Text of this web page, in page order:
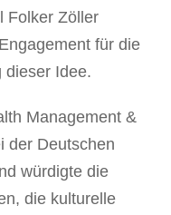
Folker Zöller
für die
dieser Idee.
Management &
der Deutschen
würdigte die
die kulturelle